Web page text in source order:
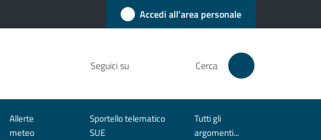
Accedi all'area personale
Seguici su Cerca
Allerte
meteo
Sportello telematico
SUE
Tutti gli
argomenti...